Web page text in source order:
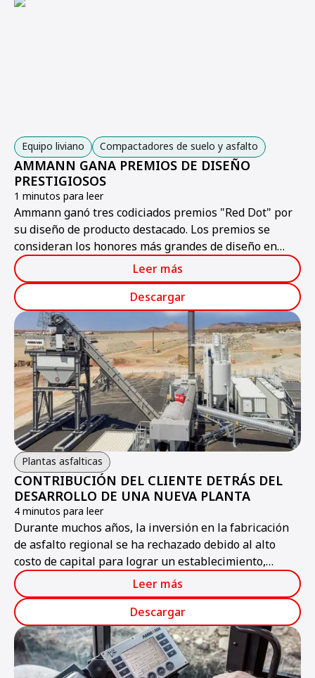
Equipo liviano Compactadores de suelo y asfalto
AMMANN GANA PREMIOS DE DISEÑO
PRESTIGIOSOS
1 minutos para leer
Ammann ganó tres codiciados premios "Red Dot" por
su diseño de producto destacado. Los premios se
consideran los honores más grandes de diseño en
Europa.
Leer más
Descargar
Plantas asfalticas
CONTRIBUCIÓN DEL CLIENTE DETRÁS DEL
DESARROLLO DE UNA NUEVA PLANTA
4 minutos para leer
Durante muchos años, la inversión en la fabricación
de asfalto regional se ha rechazado debido al alto
costo de capital para lograr un establecimiento,
contra el retorno de inversión para una cantidad
limitada de toneladas producidas en el área.
Leer más
Descargar